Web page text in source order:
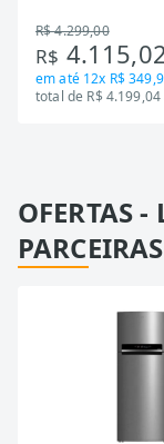
Tecnologia
Bivolt
R$ 4.299,00
R$
em até 12x R$
total de R$
OFERTAS -
PARCEIRAS